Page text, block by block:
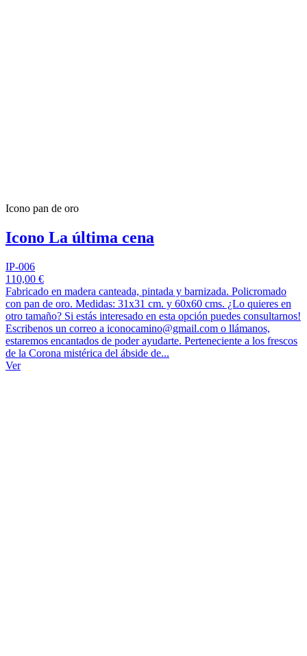
Icono pan de oro
Icono La última cena
IP-006
110,00 €
Fabricado en madera canteada, pintada y barnizada. Policromado
con pan de oro. Medidas: 31x31 cm. y 60x60 cms. ¿Lo quieres en
otro tamaño? Si estás interesado en esta opción puedes consultarnos!
Escribenos un correo a iconocamino@gmail.com o llámanos,
estaremos encantados de poder ayudarte. Perteneciente a los frescos
de la Corona mistérica del ábside de...
Ver